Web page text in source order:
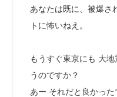
あなたは既に、被爆
トに怖いねえ。
もうすぐ東京にも 大
うのですか？
あー それだと良かった